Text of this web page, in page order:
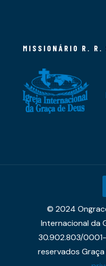
MISSIONÁRIO R. R.
© 2024
Internacional da
30.902.803/
reservados Graça